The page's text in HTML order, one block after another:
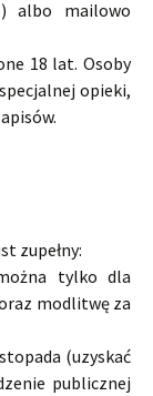
albo mailowo
18 lat. Osoby
opieki,
zupełny:
tylko dla
modlitwę za
(uzyskać
publicznej